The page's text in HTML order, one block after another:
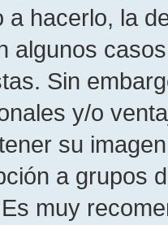
a hacerlo, la
algunos
Sin
y/o
su
a grupos
muy